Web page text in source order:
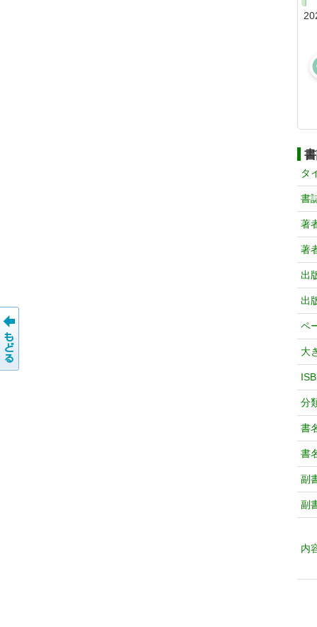
タ
書
著
著
出
出
ペ
大
分
書
書
副
副
内